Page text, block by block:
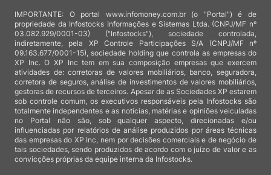
IMPORTANTE: O portal www.infomoney.com.br (o "Portal") é de
propriedade da Infostocks Informações e Sistemas Ltda. (CNPJ/MF nº
03.082.929/0001-03) ("Infostocks"), sociedade controlada,
indiretamente, pela XP Controle Participações S/A (CNPJ/MF nº
09.163.677/0001-15), sociedade holding que controla as empresas do
XP Inc. O XP Inc tem em sua composição empresas que exercem
atividades de: corretoras de valores mobiliários, banco, seguradora,
corretora de seguros, análise de investimentos de valores mobiliários,
gestoras de recursos de terceiros. Apesar de as Sociedades XP estarem
sob controle comum, os executivos responsáveis pela Infostocks são
totalmente independentes e as notícias, matérias e opiniões veiculadas
no Portal não são, sob qualquer aspecto, direcionadas e/ou
influenciadas por relatórios de análise produzidos por áreas técnicas
das empresas do XP Inc, nem por decisões comerciais e de negócio de
tais sociedades, sendo produzidos de acordo com o juízo de valor e as
convicções próprias da equipe interna da Infostocks.